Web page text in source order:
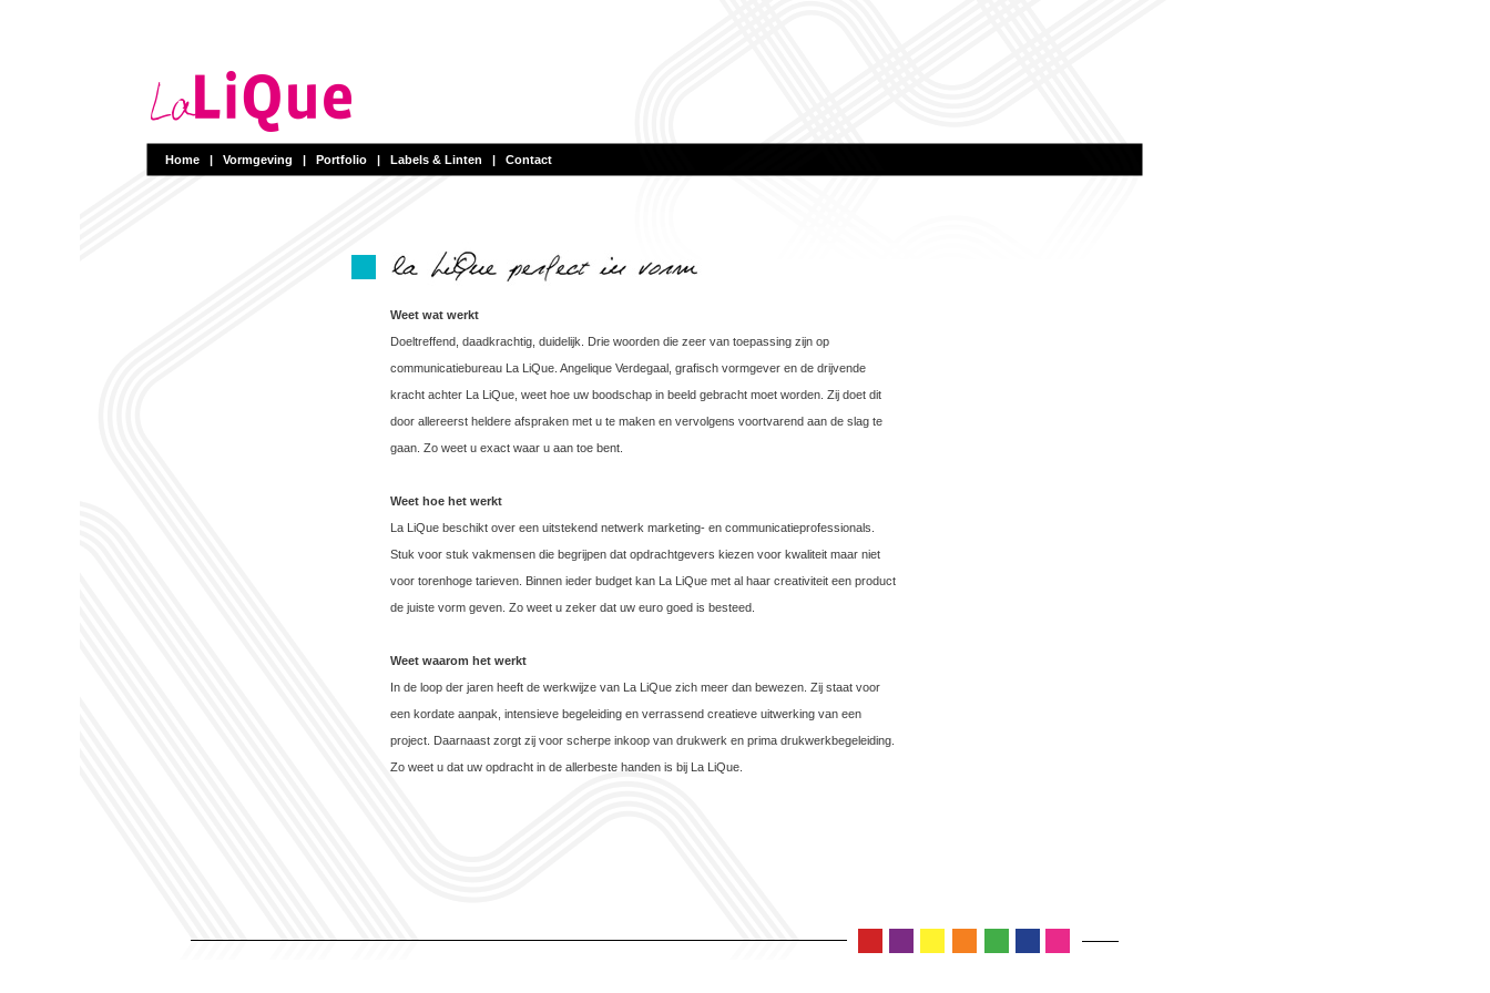
Weet wat werkt
Doeltreffend, daadkrachtig, duidelijk. Drie woorden die zeer van toepassing zijn op
communicatiebureau La LiQue. Angelique Verdegaal, grafisch vormgever en de drijvende
kracht achter La LiQue, weet hoe uw boodschap in beeld gebracht moet worden. Zij doet dit
door allereerst heldere afspraken met u te maken en vervolgens voortvarend aan de slag te
gaan. Zo weet u exact waar u aan toe bent.
Weet hoe het werkt
La LiQue beschikt over een uitstekend netwerk marketing- en communicatieprofessionals.
Stuk voor stuk vakmensen die begrijpen dat opdrachtgevers kiezen voor kwaliteit maar niet
voor torenhoge tarieven. Binnen ieder budget kan La LiQue met al haar creativiteit een product
de juiste vorm geven. Zo weet u zeker dat uw euro goed is besteed.
Weet waarom het werkt
In de loop der jaren heeft de werkwijze van La LiQue zich meer dan bewezen. Zij staat voor
een kordate aanpak, intensieve begeleiding en verrassend creatieve uitwerking van een
project. Daarnaast zorgt zij voor scherpe inkoop van drukwerk en prima drukwerkbegeleiding.
Zo weet u dat uw opdracht in de allerbeste handen is bij La LiQue.
Home | Vormgeving | Portfolio | Labels & Linten | Contact